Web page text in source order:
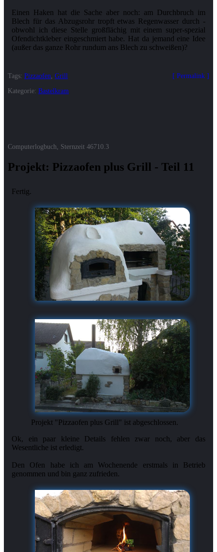
Einen Haken hat die Sache aber noch: am Durchbruch im
Blech für das Abzugsrohr tropft etwas Regenwasser durch -
obwohl ich diese Stelle großflächig mit einem super-spezial
Ofendichtkleber eingeschmiert habe. Hat da jemand eine Idee
Permalink
Tags: Pizzaofen Grill
Kategorie: Bastelkram
Computerlogbuch, Sternzeit 46710.3
Projekt: Pizzaofen plus Grill - Teil 11
Projekt "Pizzaofen plus Grill" ist abgeschlossen.
Ok, ein paar kleine Details fehlen zwar noch, aber das
Wesentliche ist erledigt.
Den Ofen habe ich am Wochenende erstmals in Betrieb